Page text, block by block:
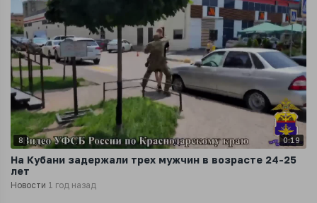
8 0:19
На Кубани задержали трех мужчин в возрасте 24-25
лет
Новости 1 год назад